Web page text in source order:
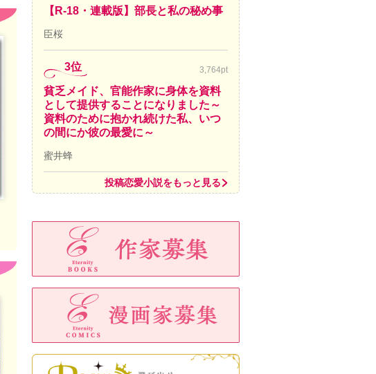
【R-18・連載版】部長と私の秘め事
臣桜
3位 3,764pt
貧乏メイド、官能作家に身体を資料
として提供することになりました～
資料のために抱かれ続けた私、いつ
の間にか彼の最愛に～
蜜井蜂
投稿恋愛小説をもっと見る